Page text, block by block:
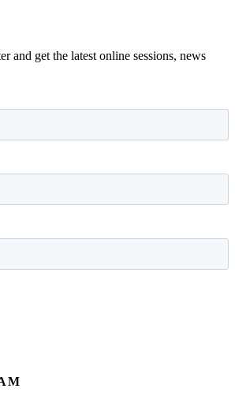
and get the latest online sessions, news